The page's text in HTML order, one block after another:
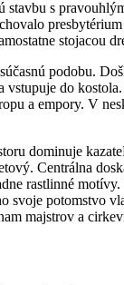
s
stojacou
podobu.
do
a empory. V
dominuje
Centrálna
rastlinné
svoje
majstrov a